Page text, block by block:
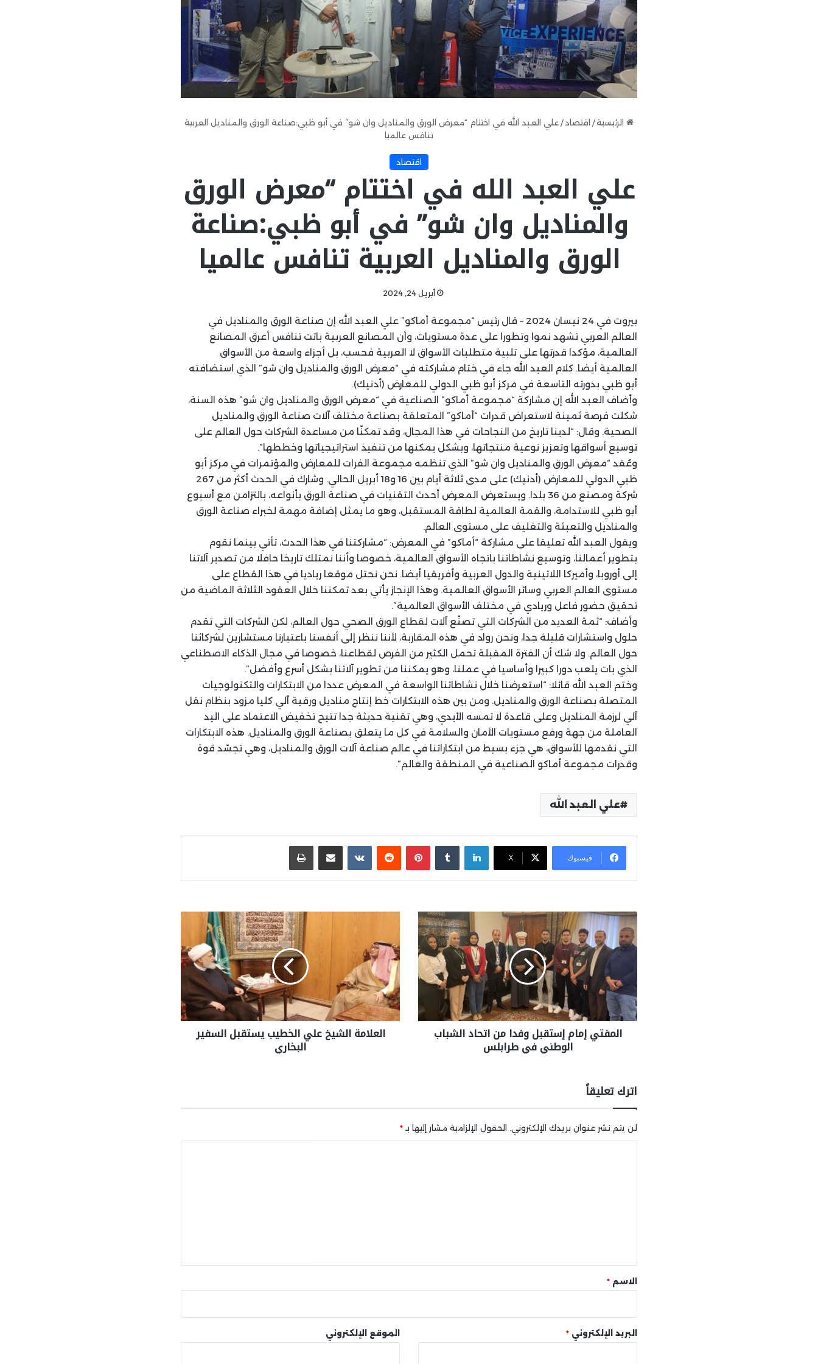
الرئيسية/ اقتصاد/ علي العبد الله في اختتام “معرض الورق والمناديل وان شو” في أبو ظبي:صناعة الورق والمناديل العربية
تنافس عالميا
اقتصاد
علي العبد الله في اختتام “معرض الورق
والمناديل وان شو” في أبو ظبي:صناعة
الورق والمناديل العربية تنافس عالميا
أبريل 24, 2024
بيروت في 24 نيسان 2024 – قال رئيس “مجموعة أماكو” علي العبد الله إن صناعة الورق والمناديل في
العالم العربي تشهد نموا وتطورا على عدة مستويات، وأن المصانع العربية باتت تنافس أعرق المصانع
العالمية، مؤكدا قدرتها على تلبية متطلبات الأسواق لا العربية فحسب، بل أجزاء واسعة من الأسواق
العالمية أيضا. كلام العبد الله جاء في ختام مشاركته في “معرض الورق والمناديل وان شو” الذي استضافته
أبو ظبي بدورته التاسعة في مركز أبو ظبي الدولي للمعارض (أدنيك).
وأضاف العبد الله إن مشاركة “مجموعة أماكو” الصناعية في “معرض الورق والمناديل وان شو” هذه السنة،
شكلت فرصة ثمينة لاستعراض قدرات “أماكو” المتعلقة بصناعة مختلف آلات صناعة الورق والمناديل
الصحية. وقال: “لدينا تاريخ من النجاحات في هذا المجال، وقد تمكنّا من مساعدة الشركات حول العالم على
توسيع أسواقها وتعزيز نوعية منتجاتها، وبشكل يمكنها من تنفيذ استراتيجياتها وخططها”.
وعُقد “معرض الورق والمناديل وان شو” الذي تنظمه مجموعة الفرات للمعارض والمؤتمرات في مركز أبو
ظبي الدولي للمعارض (أدنيك) على مدى ثلاثة أيام بين 16 و18 أبريل الحالي. وشارك في الحدث أكثر من 267
شركة ومصنع من 36 بلدا. ويستعرض المعرض أحدث التقنيات في صناعة الورق بأنواعه، بالتزامن مع أسبوع
أبو ظبي للاستدامة، والقمة العالمية لطاقة المستقبل، وهو ما يمثل إضافة مهمة لخبراء صناعة الورق
والمناديل والتعبئة والتغليف على مستوى العالم.
ويقول العبد الله تعليقا على مشاركة “أماكو” في المعرض: “مشاركتنا في هذا الحدث، تأتي بينما نقوم
بتطوير أعمالنا، وتوسيع نشاطاتنا باتجاه الأسواق العالمية، خصوصا وأننا نمتلك تاريخا حافلا من تصدير آلاتنا
إلى أوروبا، وأميركا اللاتينية والدول العربية وأفريقيا أيضا. نحن نحتل موقعا رياديا في هذا القطاع على
مستوى العالم العربي وسائر الأسواق العالمية. وهذا الإنجاز يأتي بعد تمكننا خلال العقود الثلاثة الماضية من
تحقيق حضور فاعل وريادي في مختلف الأسواق العالمية”.
وأضاف: “ثمة العديد من الشركات التي تصنّع آلات لقطاع الورق الصحي حول العالم، لكن الشركات التي تقدم
حلول واستشارات قليلة جدا، ونحن رواد في هذه المقاربة، لأننا ننظر إلى أنفسنا باعتبارنا مستشارين لشركائنا
حول العالم. ولا شك أن الفترة المقبلة تحمل الكثير من الفرص لقطاعنا، خصوصا في مجال الذكاء الاصطناعي
الذي بات يلعب دورا كبيرا وأساسيا في عملنا، وهو يمكننا من تطوير آلاتنا بشكل أسرع وأفضل”.
وختم العبد الله قائلا: “استعرضنا خلال نشاطاتنا الواسعة في المعرض عددا من الابتكارات والتكنولوجيات
المتصلة بصناعة الورق والمناديل. ومن بين هذه الابتكارات خط إنتاج مناديل ورقية آلي كليا مزود بنظام نقل
آلي لرزمة المناديل وعلى قاعدة لا تمسه الأيدي، وهي تقنية حديثة جدا تتيح تخفيض الاعتماد على اليد
العاملة من جهة ورفع مستويات الأمان والسلامة في كل ما يتعلق بصناعة الورق والمناديل. هذه الابتكارات
التي نقدمها للأسواق، هي جزء بسيط من ابتكاراتنا في عالم صناعة آلات الورق والمناديل، وهي تجسّد قوة
وقدرات مجموعة أماكو الصناعية في المنطقة والعالم”.
علي العبد الله
فيسبوك X
لينكدإن بينتيريست مشاركة عبر البريد طباعة
المفتي إمام إستقبل وفدا من اتحاد الشباب
الوطني في طرابلس
العلامة الشيخ علي الخطيب يستقبل السفير
البخاري
اترك تعليقاً
لن يتم نشر عنوان بريدك الإلكتروني. الحقول الإلزامية مشار إليها بـ *
* الاسم *
البريد الإلكتروني * الموقع الإلكتروني